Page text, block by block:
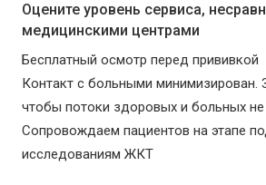
Оцените уровень сервиса,
медицинскими центрами
Бесплатный осмотр перед прививкой
Контакт с больными минимизирован.
чтобы потоки здоровых и больных не
Сопровождаем пациентов на этапе
исследованиям ЖКТ